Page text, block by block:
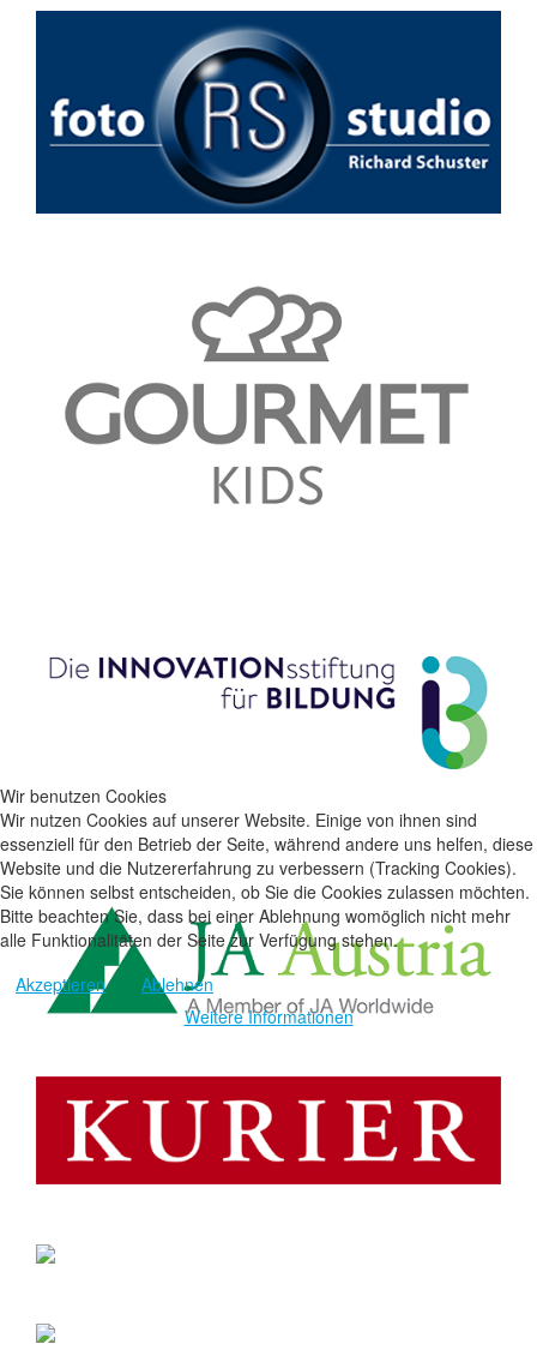
Wir benutzen Cookies
Wir nutzen Cookies auf unserer Website. Einige von ihnen sind
essenziell für den Betrieb der Seite, während andere uns helfen, diese
Website und die Nutzererfahrung zu verbessern (Tracking Cookies).
Sie können selbst entscheiden, ob Sie die Cookies zulassen möchten.
Bitte beachten Sie, dass bei einer Ablehnung womöglich nicht mehr
alle Funktionalitäten der Seite zur Verfügung stehen.
Akzeptieren
Ablehnen
Weitere Informationen